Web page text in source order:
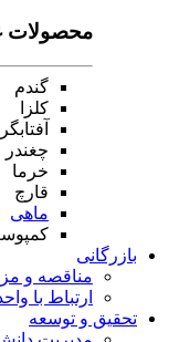
محصولات
گندم
کلزا
چغندر
خرما
قارچ
ماهی
بازرگانی
مناقصه و
ارتباط با
تحقیق و توسعه